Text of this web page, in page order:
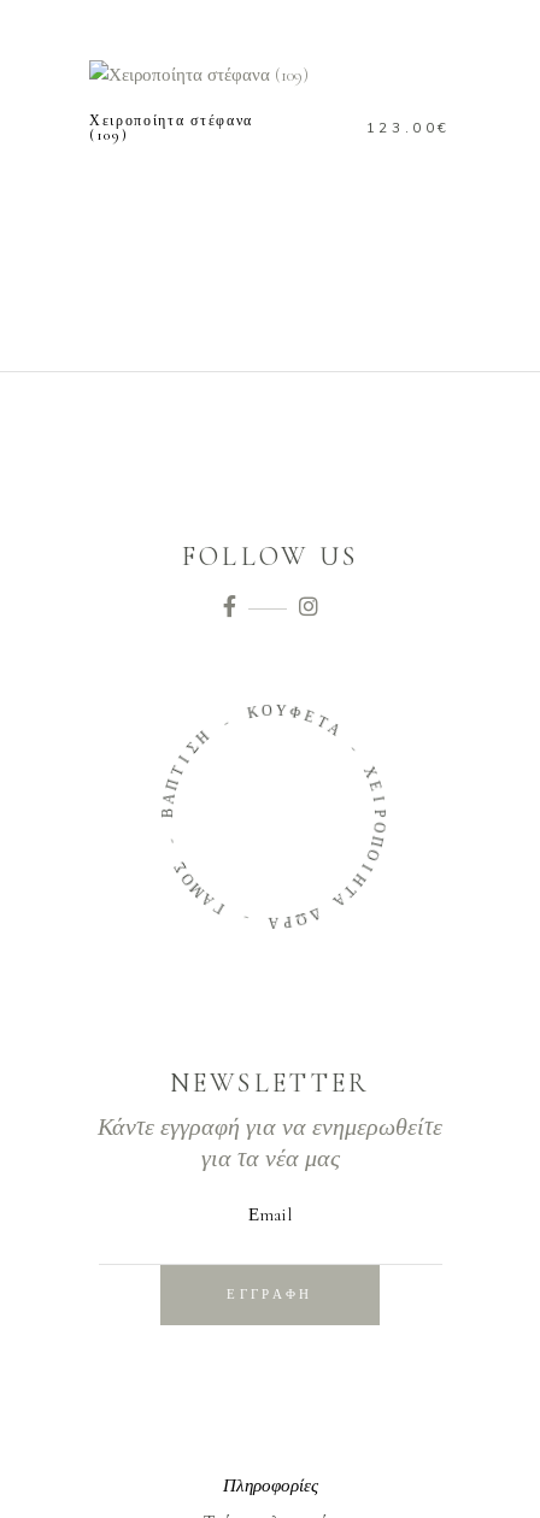
Χειροποίητα στέφανα
(109)
123.00€
FOLLOW US
Γ
Α
Μ
Ο
Β
Α
Π
Τ
Ι
ΣΗ
Κ ΟΥΦΕΤΑ
Χ
Ε
Ι
Ρ
Ο
Π
Ο
Ι
Η
Τ
Α
Δ
Ω
Ρ
Α
NEWSLETTER
Κάντε εγγραφή για να ενημερωθείτε
για τα νέα μας
Εmail
ΕΓΓΡΑΦΗ
Πληροφορίες